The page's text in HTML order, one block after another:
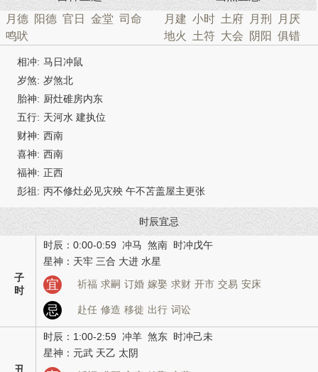
月德 阳德 官日 金堂 司命
鸣吠
月建 小时 土府 月刑
月厌
地火
土符 大会 阴阳 俱错
相冲: 马日冲鼠
岁煞: 岁煞北
胎神: 厨灶碓房内东
五行: 天河水 建执位
财神: 西南
喜神: 西南
福神: 正西
彭祖: 丙不修灶必见灾殃 午不苫盖屋主更张
时辰宜忌
子
时
时辰：0:00-0:59 冲马 煞南 时冲戊午
星神：天牢 三合 大进 水星
宜 祈福 求嗣 订婚 嫁娶 求财 开市 交易 安床
忌 赴任 修造 移徙 出行 词讼
丑
时辰：1:00-2:59 冲羊 煞东 时冲己未
星神：元武 天乙 太阴